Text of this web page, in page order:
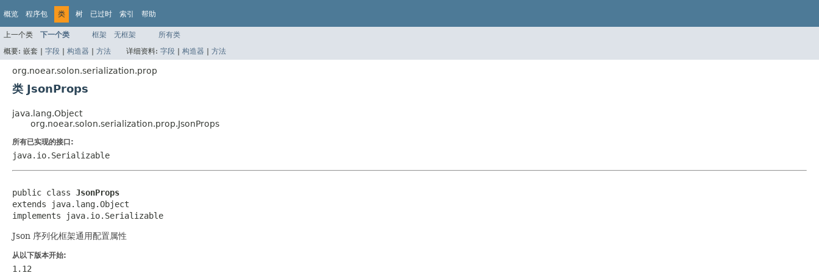
概览 程序包 类 树 已过时 索引 帮助
上一个类 下一个类 框架 无框架
所有类
概要: 嵌套 | 字段 | 构造器 | 方法 详细资料: 字段 | 构造器 | 方法
org.noear.solon.serialization.prop
类 JsonProps
java.lang.Object
org.noear.solon.serialization.prop.JsonProps
所有已实现的接口:
java.io.Serializable
public class JsonProps
extends java.lang.Object
implements java.io.Serializable
Json 序列化框架通用配置属性
从以下版本开始:
1.12